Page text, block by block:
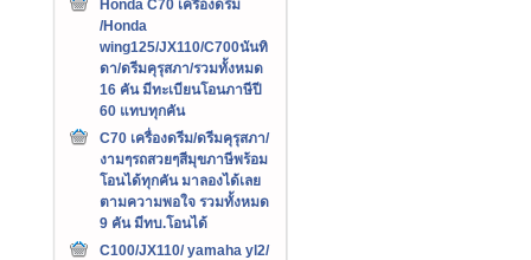
Honda C70 เครืองดรีม
/Honda
wing125/JX110/C700นันทิ
ดา/ดรีมคุรุสภา/รวมทั้งหมด
16 คัน มีทะเบียนโอนภาษีปี
60 แทบทุกคัน
C70 เครื่องดรีม/ดรีมคุรุสภา/
งามๆรถสวยๆสีมุขภาษีพร้อม
โอนได้ทุกคัน มาลองได้เลย
ตามความพอใจ รวมทั้งหมด
9 คัน มีทบ.โอนได้
C100/JX110/ yamaha yl2/